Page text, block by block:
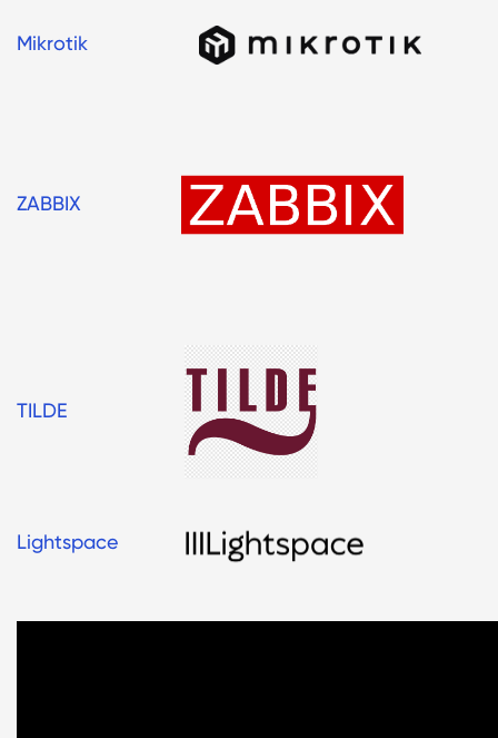
Mikrotik
ZABBIX
TILDE
Lightspace